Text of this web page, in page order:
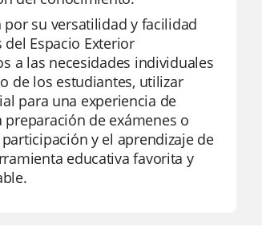
su versatilidad y facilidad
Espacio Exterior
a las necesidades individuales
de los estudiantes, utilizar
para una experiencia de
de exámenes o
y el aprendizaje de
educativa favorita y